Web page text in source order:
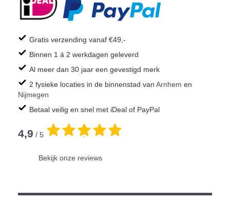
Gratis verzending vanaf €49,-
Binnen 1 á 2 werkdagen geleverd
Al meer dan 30 jaar een gevestigd merk
2 fysieke locaties in de binnenstad van Arnhem en
Nijmegen
Betaal veilig en snel met iDeal of PayPal
4,9 / 5 .
Bekijk onze reviews